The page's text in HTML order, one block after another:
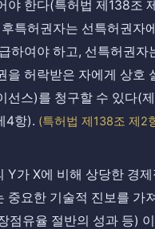
야 한다(특허법 제138조
특허권자는 선특허권자
하여야 하고, 선특허권자
을 허락받은 자에게 상호
선스)를 청구할 수 있다(
4항). (특허법 제138조 제2
Y가 X에 비해 상당한 경
중요한 기술적 진보를 가
점유율 절반의 성과 등)